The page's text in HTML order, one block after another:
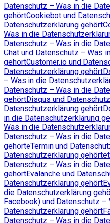
Datenschutz – Was in die
gehörtCookiebot und
Datenschutzerklärung gehört
Was in die
Datenschutz – Was in die
Chat und Datenschutz – Was
gehörtCustomer.io und
Datenschutzerklärung gehört
– Was in die
Datenschutz – Was in die
gehörtDisqus und
Datenschutzerklärung gehört
in die Datenschutzerklärung
Was in die
Datenschutz – Was in die
gehörteTermin und
Datenschutzerklärung gehört
Datenschutz – Was in die
gehörtEvalanche und
Datenschutzerklärung gehört
die Datenschutzerklärung
Facebook) und Datenschutz –
Datenschutzerklärung gehört
Datenschutz – Was in die